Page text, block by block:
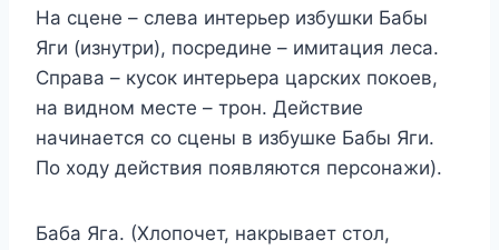
На сцене – слева интерьер избушки Бабы
Яги (изнутри), посредине – имитация леса.
Справа – кусок интерьера царских покоев,
на видном месте – трон. Действие
начинается со сцены в избушке Бабы Яги.
По ходу действия появляются персонажи).
Баба Яга. (Хлопочет, накрывает стол,